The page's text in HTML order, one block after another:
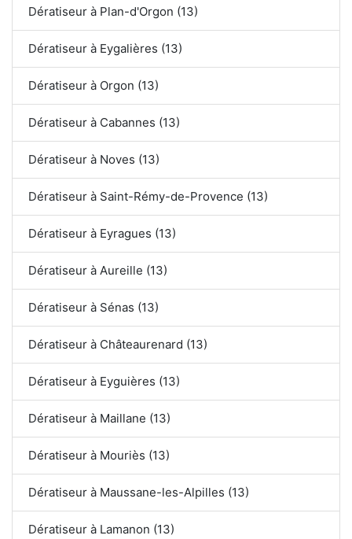
Dératiseur à Plan-d'Orgon (13)
Dératiseur à Eygalières (13)
Dératiseur à Orgon (13)
Dératiseur à Cabannes (13)
Dératiseur à Noves (13)
Dératiseur à Saint-Rémy-de-Provence (13)
Dératiseur à Eyragues (13)
Dératiseur à Aureille (13)
Dératiseur à Sénas (13)
Dératiseur à Châteaurenard (13)
Dératiseur à Eyguières (13)
Dératiseur à Maillane (13)
Dératiseur à Mouriès (13)
Dératiseur à Maussane-les-Alpilles (13)
Dératiseur à Lamanon (13)